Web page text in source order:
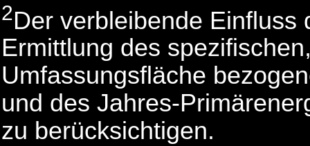
2Der verbleibende Einfluss
Ermittlung des
Umfassungsfläche
und des Jahres-
zu berücksichtigen.